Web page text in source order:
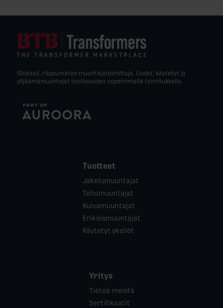
Globaali, riippumaton muuntajatoimittaja. Uudet, käytetyt ja
ylijäämämuuntajat teollisuuden nopeimmalla toimituksella.
Tuotteet
Jakelumuuntajat
Tehomuuntajat
Kuivamuuntajat
Erikoismuuntajat
Käytetyt yksilöt
Yritys
Tietoa meistä
Sertifikaatit